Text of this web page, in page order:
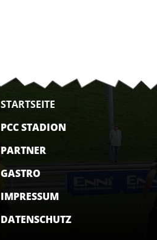
STARTSEITE
PCC STADION
PARTNER
GASTRO
IMPRESSUM
DATENSCHUTZ